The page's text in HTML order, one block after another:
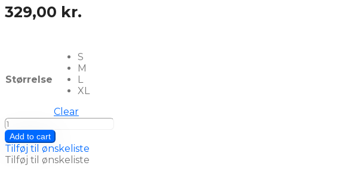
329,00 kr.
Størrelse
S
M
L
XL
Clear
Time
quantity
Add to cart
Tilføj til ønskeliste
Tilføj til ønskeliste